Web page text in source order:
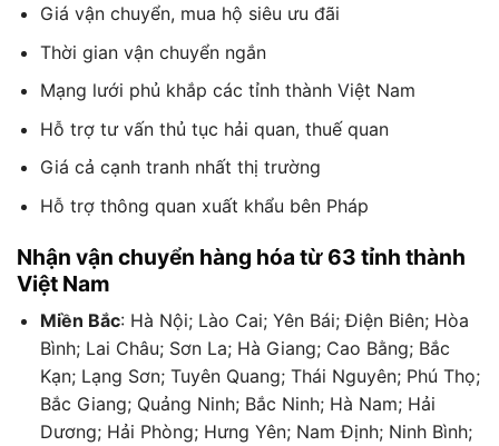
Giá vận chuyển, mua hộ siêu ưu đãi
Thời gian vận chuyển ngắn
Mạng lưới phủ khắp các tỉnh thành Việt Nam
Hỗ trợ tư vấn thủ tục hải quan, thuế quan
Giá cả cạnh tranh nhất thị trường
Hỗ trợ thông quan xuất khẩu bên Pháp
Nhận vận chuyển hàng hóa từ 63 tỉnh thành
Việt Nam
Miền Bắc: Hà Nội; Lào Cai; Yên Bái; Điện Biên; Hòa
Bình; Lai Châu; Sơn La; Hà Giang; Cao Bằng; Bắc
Kạn; Lạng Sơn; Tuyên Quang; Thái Nguyên; Phú Thọ;
Bắc Giang; Quảng Ninh; Bắc Ninh; Hà Nam; Hải
Dương; Hải Phòng; Hưng Yên; Nam Định; Ninh Bình;